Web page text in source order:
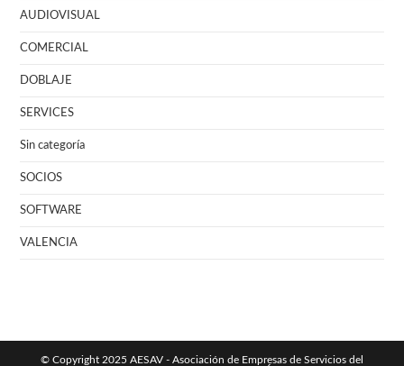
AUDIOVISUAL
COMERCIAL
DOBLAJE
SERVICES
Sin categoría
SOCIOS
SOFTWARE
VALENCIA
© Copyright 2025 AESAV - Asociación de Empresas de Servicios del